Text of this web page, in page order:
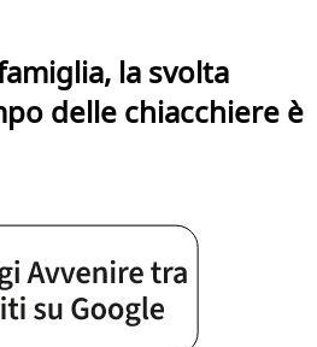
la svolta
delle chiacchiere è